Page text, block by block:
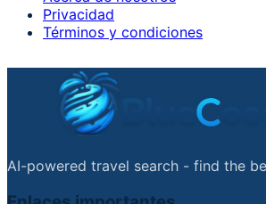
Privacidad
Términos y condiciones
AI-powered travel search - find the